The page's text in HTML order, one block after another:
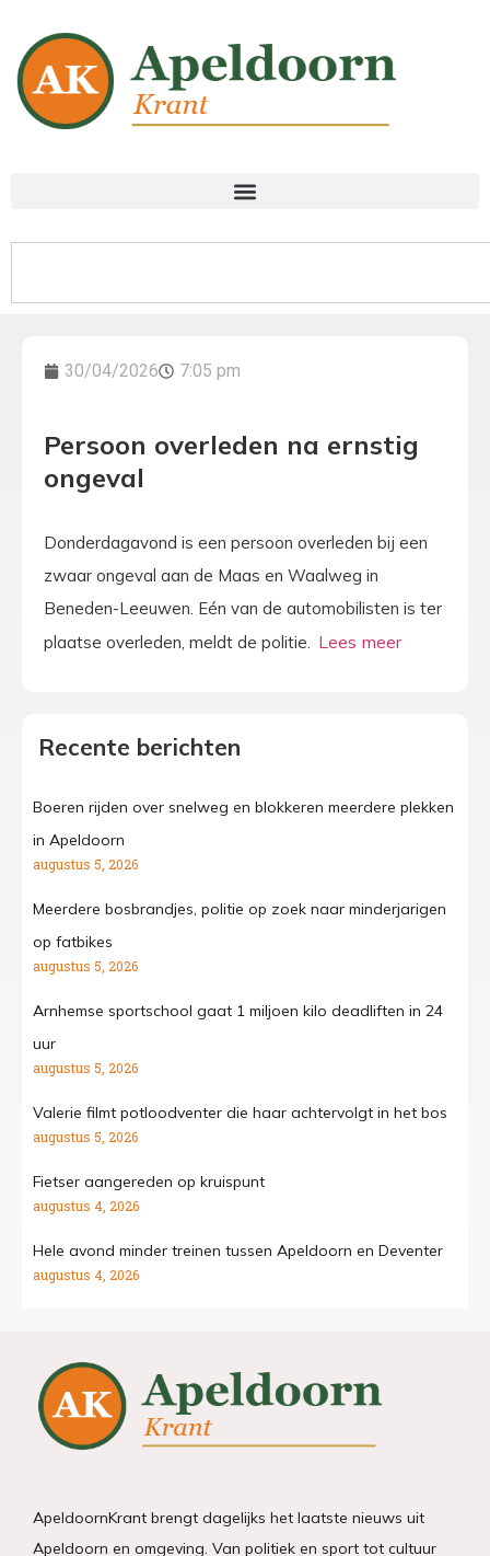
30/04/2026 7:05 pm
Persoon overleden na ernstig
ongeval
Donderdagavond is een persoon overleden bij een
zwaar ongeval aan de Maas en Waalweg in
Beneden-Leeuwen. Eén van de automobilisten is ter
plaatse overleden, meldt de politie.
Recente berichten
Boeren rijden over snelweg en blokkeren meerdere plekken
in Apeldoorn
augustus 5, 2026
Meerdere bosbrandjes, politie op zoek naar minderjarigen
op fatbikes
augustus 5, 2026
Arnhemse sportschool gaat 1 miljoen kilo deadliften in 24
uur
augustus 5, 2026
Valerie filmt potloodventer die haar achtervolgt in het bos
augustus 5, 2026
Fietser aangereden op kruispunt
augustus 4, 2026
Hele avond minder treinen tussen Apeldoorn en Deventer
augustus 4, 2026
ApeldoornKrant brengt dagelijks het laatste nieuws uit
Apeldoorn en omgeving. Van politiek en sport tot cultuur